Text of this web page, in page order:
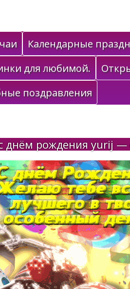
Календарные
для любимой.
поздравления
днём рождения yurij —